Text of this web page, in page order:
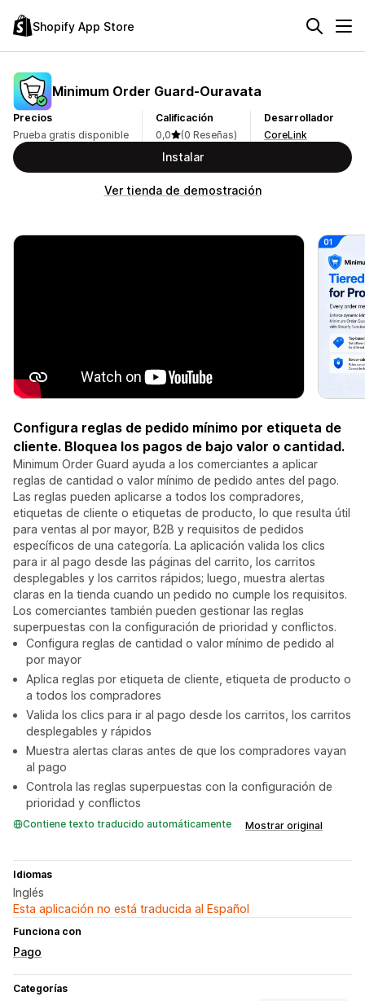
Shopify App Store
Minimum Order Guard‑Ouravata
Precios
Prueba gratis disponible
Calificación
0,0
(0 Reseñas)
Desarrollador
CoreLink
Instalar
Ver tienda de demostración
Configura reglas de pedido mínimo por etiqueta de
cliente. Bloquea los pagos de bajo valor o cantidad.
Minimum Order Guard ayuda a los comerciantes a aplicar
reglas de cantidad o valor mínimo de pedido antes del pago.
Las reglas pueden aplicarse a todos los compradores,
etiquetas de cliente o etiquetas de producto, lo que resulta útil
para ventas al por mayor, B2B y requisitos de pedidos
específicos de una categoría. La aplicación valida los clics
para ir al pago desde las páginas del carrito, los carritos
desplegables y los carritos rápidos; luego, muestra alertas
claras en la tienda cuando un pedido no cumple los requisitos.
Los comerciantes también pueden gestionar las reglas
superpuestas con la configuración de prioridad y conflictos.
Configura reglas de cantidad o valor mínimo de pedido al
por mayor
Aplica reglas por etiqueta de cliente, etiqueta de producto o
a todos los compradores
Valida los clics para ir al pago desde los carritos, los carritos
desplegables y rápidos
Muestra alertas claras antes de que los compradores vayan
al pago
Controla las reglas superpuestas con la configuración de
prioridad y conflictos
Contiene texto traducido automáticamente Mostrar original
Idiomas
Inglés
Esta aplicación no está traducida al Español
Funciona con
Pago
Categorías